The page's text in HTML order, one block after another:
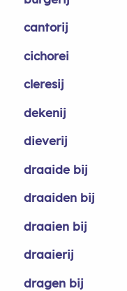
cantorij
cichorei
cleresij
dekenij
dieverij
draaide bij
draaiden bij
draaien bij
draaierij
dragen bij